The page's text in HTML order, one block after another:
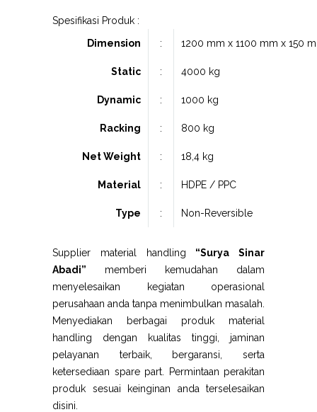
Spesifikasi Produk :
Dimension
: 1200 mm x 1100 mm x 150
Static : 4000 kg
Dynamic : 1000 kg
Racking : 800 kg
Net Weight : 18,4 kg
Material : HDPE / PPC
Type : Non-Reversible
Supplier material handling “Surya Sinar
Abadi” memberi kemudahan dalam
menyelesaikan kegiatan operasional
perusahaan anda tanpa menimbulkan masalah.
Menyediakan berbagai produk material
handling dengan kualitas tinggi, jaminan
pelayanan terbaik, bergaransi, serta
ketersediaan spare part. Permintaan perakitan
produk sesuai keinginan anda terselesaikan
disini.